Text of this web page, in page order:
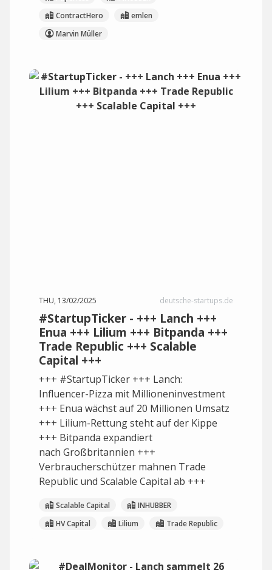
ContractHero
emlen
Marvin Müller
THU, 13/02/2025 deutsche-startups.de
#StartupTicker - +++ Lanch +++
Enua +++ Lilium +++ Bitpanda +++
Trade Republic +++ Scalable
Capital +++
+++ #StartupTicker +++ Lanch:
Influencer-Pizza mit Millioneninvestment
+++ Enua wächst auf 20 Millionen Umsatz
+++ Lilium-Rettung steht auf der Kippe
+++ Bitpanda expandiert
nach Großbritannien +++
Verbraucherschützer mahnen Trade
Republic und Scalable Capital ab +++
Scalable Capital
INHUBBER
HV Capital
Lilium Trade Republic